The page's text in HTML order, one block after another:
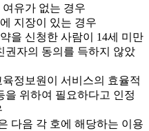
여유가 없는 경우
지장이 있는 경우
을 신청한 사람이 14세 미만
권자의 동의를 득하지 않았
육정보원이 서비스의 효율적
을 위하여 필요하다고 인정
다음 각 호에 해당하는 이용